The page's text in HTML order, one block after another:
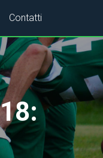
Contatti